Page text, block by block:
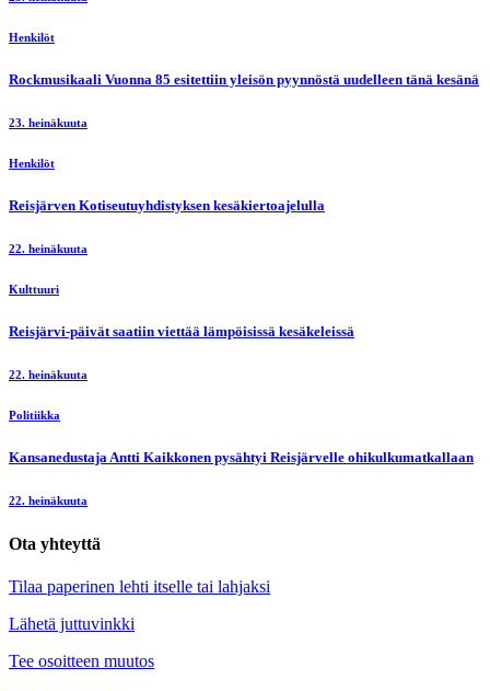
Henkilöt
Rockmusikaali Vuonna 85 esitettiin yleisön pyynnöstä uudelleen tänä kesänä
23. heinäkuuta
Henkilöt
Reisjärven Kotiseutuyhdistyksen kesäkiertoajelulla
22. heinäkuuta
Kulttuuri
Reisjärvi-päivät saatiin viettää lämpöisissä kesäkeleissä
22. heinäkuuta
Politiikka
Kansanedustaja Antti Kaikkonen pysähtyi Reisjärvelle ohikulkumatkallaan
22. heinäkuuta
Ota yhteyttä
Tilaa paperinen lehti itselle tai lahjaksi
Lähetä juttuvinkki
Tee osoitteen muutos